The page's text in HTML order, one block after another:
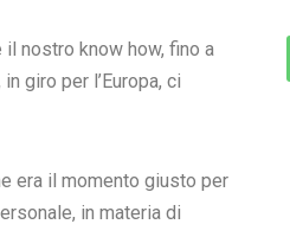
nostro know how, fino a
giro per l’Europa, ci
era il momento giusto per
in materia di